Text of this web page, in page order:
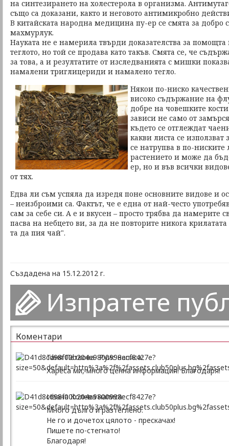
на синтезирането на холестерола в организма.
също са доказани, както и неговото антимикробно
В китайската народна медицина пу-ер се смята за добро
махмурлук.
Науката не е намерила твърди доказателства за
теглото, но той се продава като такъв. Смята се, че
за това, а и резултатите от изследванията с мишки
намалени триглицериди и намалено тегло.
Някои по-ниско
високо съдържание на
добре на човешките
зависи не само от
където се отглеждат
какви листа се
се натрупва в по-ниските
растението и може да
ер, но и във всички
от тях.
Едва ли съм успяла да изредя поне основните видове и
– неизброими са. Фактът, че е една от най-често
сам за себе си. А е и вкусен – просто трябва да намерите
пасва на небцето ви, за да не повторите никога
та да пия чай".
Създадена на 15.12.2012 г.
Изпратете
Коментари
Таня Петкова- Руис написа:
Хареса ми, много ценна информация! Благодаря!
Ивана Колева написа:
Много дълго и разтеглено.
Не го и дочетох цялото - прескачах!
Пишете по-стегнато!
Благодаря!